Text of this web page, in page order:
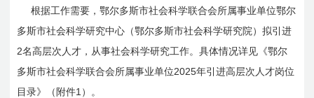
根据工作需要，鄂尔多斯市社会科学联合会所属事业单位鄂尔
多斯市社会科学研究中心（鄂尔多斯市社会科学研究院）拟引进
2名高层次人才，从事社会科学研究工作。具体情况详见《鄂尔
多斯市社会科学联合会所属事业单位2025年引进高层次人才岗位
目录》（附件1 ）。